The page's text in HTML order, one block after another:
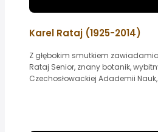
Karel Rataj (1925-2014)
Z głębokim smutkiem
Rataj Senior, znany botanik,
Czechosłowackiej Adademii